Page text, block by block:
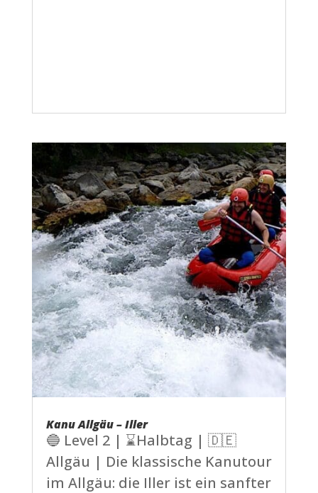
Kanu Allgäu – Iller
🔵 Level 2 | ⌛Halbtag | 🇩🇪
Allgäu | Die klassische Kanutour
im Allgäu: die Iller ist ein sanfter